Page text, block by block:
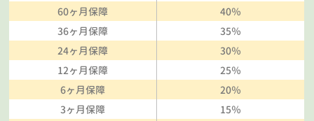
60ヶ月保障
40％
36ヶ月保障
35％
24ヶ月保障
30％
12ヶ月保障
25％
6ヶ月保障
20％
3ヶ月保障
15％